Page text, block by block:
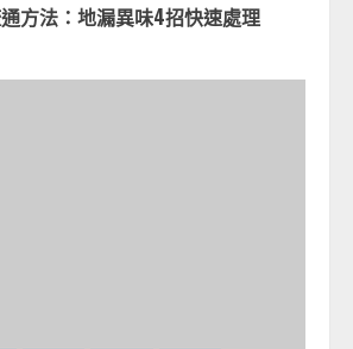
方法：地漏異味4招快速處理